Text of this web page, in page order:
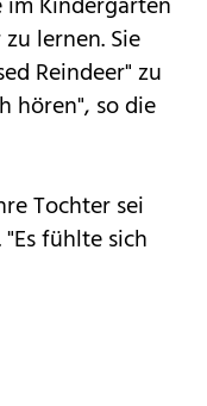
lernen. Sie
Reindeer" zu
hören", so die
Tochter sei
fühlte sich